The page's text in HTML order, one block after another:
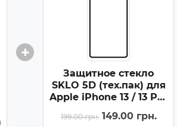
+
Защитное стекло
SKLO 5D (тех.пак) для
Apple iPhone 13 / 13 Pro
Черный / Белая
199.00 грн. 149.00 грн.